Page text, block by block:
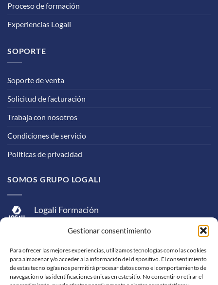
Gestionar consentimiento
Para ofrecer las mejores experiencias, utilizamos tecnologías como las cookies
para almacenar y/o acceder a la información del dispositivo. El consentimiento
de estas tecnologías nos permitirá procesar datos como el comportamiento de
navegación o las identificaciones únicas en este sitio. No consentir o retirar el
Proceso de formación
Experiencias Logali
SOPORTE
Soporte de venta
Solicitud de facturación
Trabaja con nosotros
Condiciones de servicio
Políticas de privacidad
SOMOS GRUPO LOGALI
Logali Formación
Logali Consultoría
Logali Ingeniería